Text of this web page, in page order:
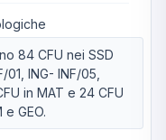
84 CFU nei SSD
01, ING- INF/05,
in MAT e 24 CFU
e GEO.